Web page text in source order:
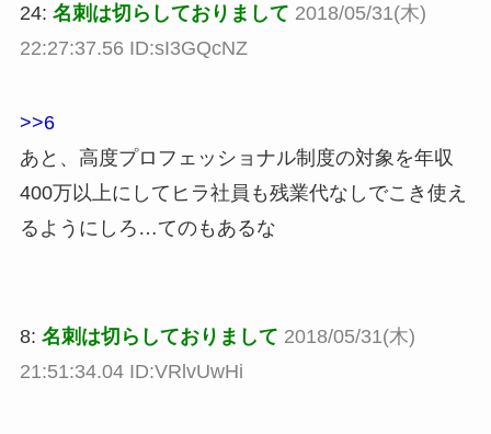
24: 名刺は切らしておりまして 2018/05/31(木)
22:27:37.56 ID:sI3GQcNZ
>>6
あと、高度プロフェッショナル制度の対象を年収
400万以上にしてヒラ社員も残業代なしでこき使え
るようにしろ…てのもあるな
8: 名刺は切らしておりまして 2018/05/31(木)
21:51:34.04 ID:VRlvUwHi